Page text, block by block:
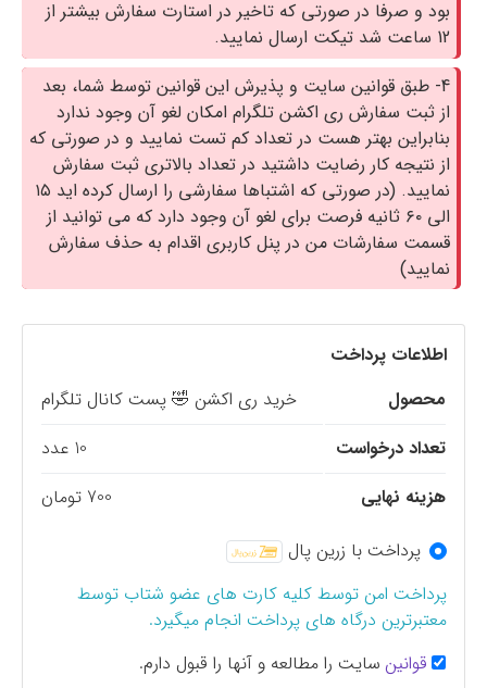
بود و صرفا در صورتی که تاخیر در استارت سفارش بیشتر از
12 ساعت شد تیکت ارسال نمایید.
4- طبق قوانین سایت و پذیرش این قوانین توسط شما، بعد
از ثبت سفارش ری اکشن تلگرام امکان لغو آن وجود ندارد
بنابراین بهتر هست در تعداد کم تست نمایید و در صورتی که
از نتیجه کار رضایت داشتید در تعداد بالاتری ثبت سفارش
نمایید. (در صورتی که اشتباها سفارشی را ارسال کرده اید ۱۵
الی ۶۰ ثانیه فرصت برای لغو آن وجود دارد که می توانید از
قسمت سفارشات من در پنل کاربری اقدام به حذف سفارش
نمایید)
اطلاعات پرداخت
محصول
خرید ری اکشن 🤣 پست کانال تلگرام
تعداد درخواست
10 عدد
هزینه نهایی
700 تومان
پرداخت با زرین پال
پرداخت امن توسط کلیه کارت های عضو شتاب توسط
معتبرترین درگاه های پرداخت انجام میگیرد.
قوانین سایت را مطالعه و آنها را قبول دارم.